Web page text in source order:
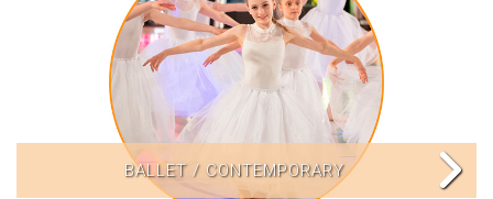
BALLET / CONTEMPORARY